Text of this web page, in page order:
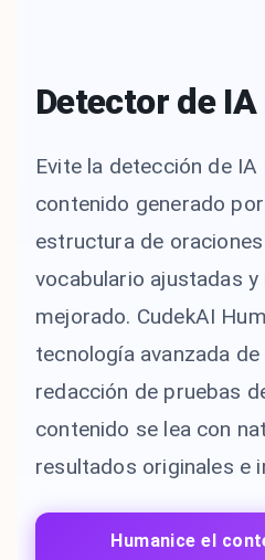
Detector de IA
Evite la detección de
contenido generado
estructura de
vocabulario ajustadas
mejorado. CudekAI
tecnología avanzada
redacción de pruebas
contenido se lea con
resultados originales e
Humanice el